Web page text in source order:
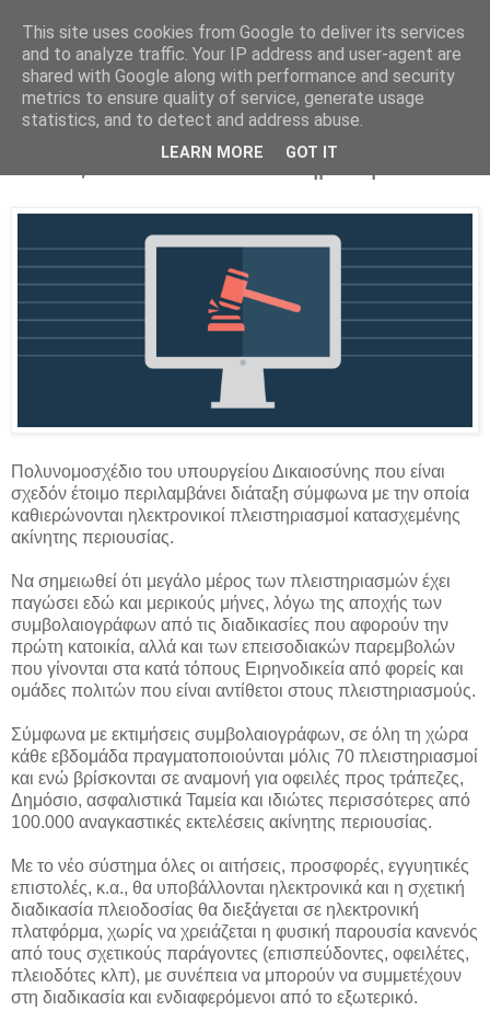
Parakato.gr
Ακίνητα στο σφυρί χωρίς επεισόδια.
Πότε ξεκινούν οι e-πλειστηριασμοί
Πολυνομοσχέδιο του υπουργείου Δικαιοσύνης που είναι
σχεδόν έτοιμο περιλαμβάνει διάταξη σύμφωνα με την οποία
καθιερώνονται ηλεκτρονικοί πλειστηριασμοί κατασχεμένης
ακίνητης περιουσίας.
Να σημειωθεί ότι μεγάλο μέρος των πλειστηριασμών έχει
παγώσει εδώ και μερικούς μήνες, λόγω της αποχής των
συμβολαιογράφων από τις διαδικασίες που αφορούν την
πρώτη κατοικία, αλλά και των επεισοδιακών παρεμβολών
που γίνονται στα κατά τόπους Ειρηνοδικεία από φορείς και
ομάδες πολιτών που είναι αντίθετοι στους πλειστηριασμούς.
Σύμφωνα με εκτιμήσεις συμβολαιογράφων, σε όλη τη χώρα
κάθε εβδομάδα πραγματοποιούνται μόλις 70 πλειστηριασμοί
και ενώ βρίσκονται σε αναμονή για οφειλές προς τράπεζες,
Δημόσιο, ασφαλιστικά Ταμεία και ιδιώτες περισσότερες από
100.000 αναγκαστικές εκτελέσεις ακίνητης περιουσίας.
Με το νέο σύστημα όλες οι αιτήσεις, προσφορές, εγγυητικές
επιστολές, κ.α., θα υποβάλλονται ηλεκτρονικά και η σχετική
διαδικασία πλειοδοσίας θα διεξάγεται σε ηλεκτρονική
πλατφόρμα, χωρίς να χρειάζεται η φυσική παρουσία κανενός
από τους σχετικούς παράγοντες (επισπεύδοντες, οφειλέτες,
πλειοδότες κλπ), με συνέπεια να μπορούν να συμμετέχουν
στη διαδικασία και ενδιαφερόμενοι από το εξωτερικό.
This site uses cookies from Google to deliver its services
and to analyze traffic. Your IP address and user-agent are
shared with Google along with performance and security
metrics to ensure quality of service, generate usage
statistics, and to detect and address abuse.
LEARN MORE GOT IT